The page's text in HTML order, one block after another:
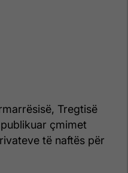
Tregtisë
çmimet
të naftës për